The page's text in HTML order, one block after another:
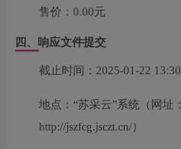
售价： 0.00元
四、响应文件提交
截止时间： 2025-01-22 13:30
地点： “苏采云”系统（网址：
http://jszfcg.jsczt.cn/）